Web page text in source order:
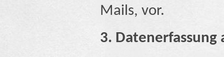
Mails, vor.
3.